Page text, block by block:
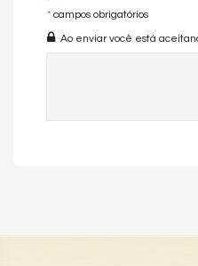
Living
Sala de Estar
Terraço
* campos obrigatórios
Ao enviar você está